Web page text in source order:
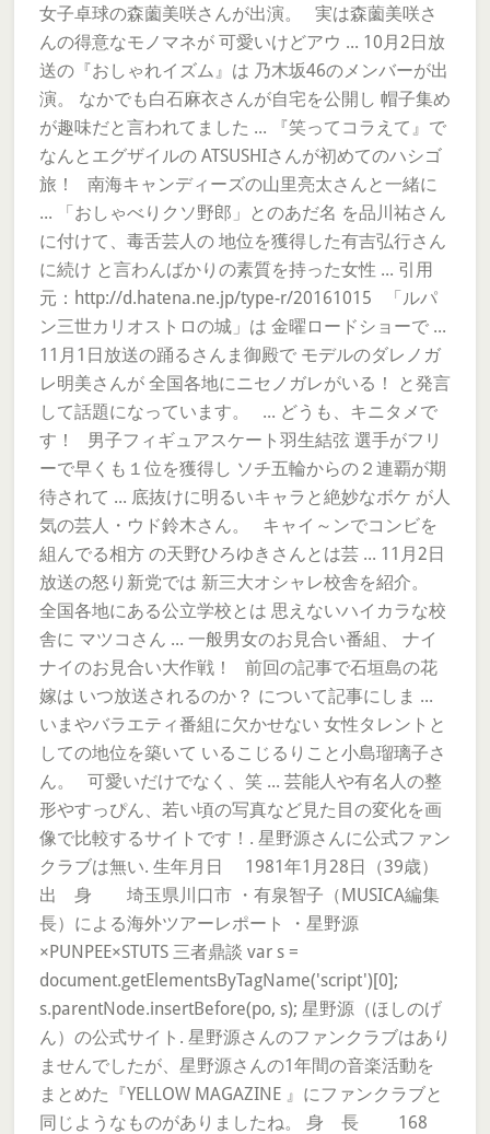
女子卓球の森薗美咲さんが出演。 実は森薗美咲さ
んの得意なモノマネが 可愛いけどアウ ... 10月2日放
送の『おしゃれイズム』は 乃木坂46のメンバーが出
演。 なかでも白石麻衣さんが自宅を公開し 帽子集め
が趣味だと言われてました ... 『笑ってコラえて』で
なんとエグザイルの ATSUSHIさんが初めてのハシゴ
旅！ 南海キャンディーズの山里亮太さんと一緒に
... 「おしゃべりクソ野郎」とのあだ名 を品川祐さん
に付けて、毒舌芸人の 地位を獲得した有吉弘行さん
に続け と言わんばかりの素質を持った女性 ... 引用
元：http://d.hatena.ne.jp/type-r/20161015 「ルパ
ン三世カリオストロの城」は 金曜ロードショーで ...
11月1日放送の踊るさんま御殿で モデルのダレノガ
レ明美さんが 全国各地にニセノガレがいる！ と発言
して話題になっています。 ... どうも、キニタメで
す！ 男子フィギュアスケート羽生結弦 選手がフリ
ーで早くも１位を獲得し ソチ五輪からの２連覇が期
待されて ... 底抜けに明るいキャラと絶妙なボケ が人
気の芸人・ウド鈴木さん。 キャイ～ンでコンビを
組んでる相方 の天野ひろゆきさんとは芸 ... 11月2日
放送の怒り新党では 新三大オシャレ校舎を紹介。
全国各地にある公立学校とは 思えないハイカラな校
舎に マツコさん ... 一般男女のお見合い番組、 ナイ
ナイのお見合い大作戦！ 前回の記事で石垣島の花
嫁は いつ放送されるのか？ について記事にしま ...
いまやバラエティ番組に欠かせない 女性タレントと
しての地位を築いて いるこじるりこと小島瑠璃子さ
ん。 可愛いだけでなく、笑 ... 芸能人や有名人の整
形やすっぴん、若い頃の写真など見た目の変化を画
像で比較するサイトです！. 星野源さんに公式ファン
クラブは無い. 生年月日 1981年1月28日（39歳）
出 身 埼玉県川口市 ・有泉智子（MUSICA編集
長）による海外ツアーレポート ・星野源
×PUNPEE×STUTS 三者鼎談 var s =
document.getElementsByTagName('script')[0];
s.parentNode.insertBefore(po, s); 星野源（ほしのげ
ん）の公式サイト. 星野源さんのファンクラブはあり
ませんでしたが、星野源さんの1年間の音楽活動を
まとめた『YELLOW MAGAZINE 』にファンクラブと
同じようなものがありましたね。 身 長 168